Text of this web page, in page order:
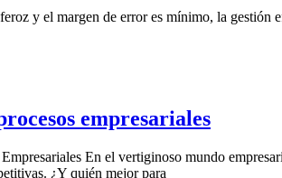
y el margen de error es mínimo, la
empresariales
En el vertiginoso mundo
¿Y quién mejor para